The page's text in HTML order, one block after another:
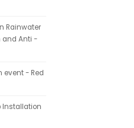
Rainwater
and Anti -
event - Red
Installation